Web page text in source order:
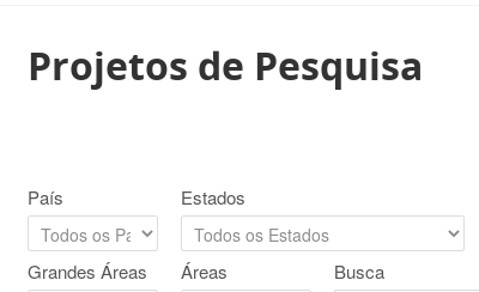
Projetos de Pesquisa
País Estados
Grandes Áreas Áreas Busca